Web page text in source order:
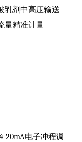
乳剂中高压输送
量精准计量
20mA电子冲程调